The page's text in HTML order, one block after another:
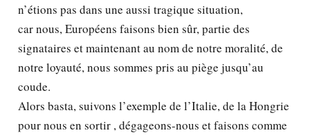
n’étions pas dans une aussi tragique situation,
car nous, Européens faisons bien sûr, partie des
signataires et maintenant au nom de notre moralité, de
notre loyauté, nous sommes pris au piège jusqu’au
coude.
Alors basta, suivons l’exemple de l’Italie, de la Hongrie
pour nous en sortir , dégageons-nous et faisons comme